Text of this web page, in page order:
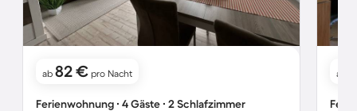
ab 82 € pro Nacht
Ferienwohnung ∙ 4 Gäste ∙ 2 Schlafzimmer
ab